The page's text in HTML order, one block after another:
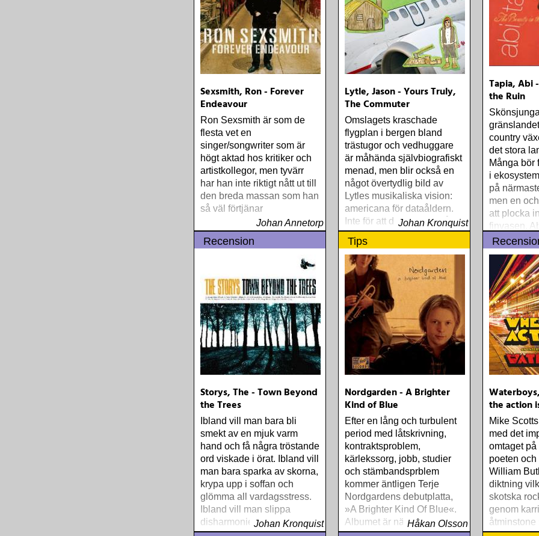
tog allt slut
Sexsmith, Ron - Forever
Endeavour
Ron Sexsmith är som de
flesta vet en
singer/songwriter som är
högt aktad hos kritiker och
artistkollegor, men tyvärr
har han inte riktigt nått ut till
den breda massan som han
så väl förtjänar
Johan Annetorp
Lytle, Jason - Yours Truly,
The Commuter
Omslagets kraschade
flygplan i bergen bland
trästugor och vedhuggare
är måhända självbiografiskt
menad, men blir också en
något övertydlig bild av
Lytles musikaliska vision:
americana för dataåldern.
Inte för att det innebär några
nyheter
Johan Kronquist
Tapia, Abi
the Ruin
country
det stora
Många bör
i
på
men en
att plocka
finvasen.
sådan
Recension
Storys, The - Town Beyond
the Trees
Ibland vill man bara bli
smekt av en mjuk varm
hand och få några tröstande
ord viskade i örat. Ibland vill
man bara sparka av skorna,
krypa upp i soffan och
glömma all vardagsstress.
Ibland vill man slippa
disharmonier, friktion och
Johan Kronquist
Tips
Nordgarden - A Brighter
Kind of Blue
Efter en lång och turbulent
period med låtskrivning,
kontraktsproblem,
kärlekssorg, jobb, studier
och stämbandsprblem
kommer äntligen Terje
Nordgardens debutplatta,
»A Brighter Kind Of Blue«.
Albumet är nära, enkelt och
Håkan Olsson
the action
Mike
med det
omtaget
poeten
William
diktning
skotska
genom